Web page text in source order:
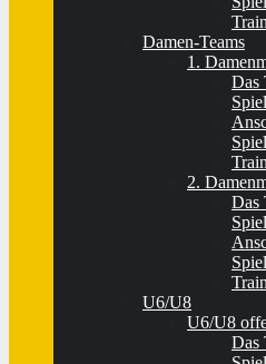
Damen-Teams
1.
Das
2.
Das
U6/U8
U6/U8
Das